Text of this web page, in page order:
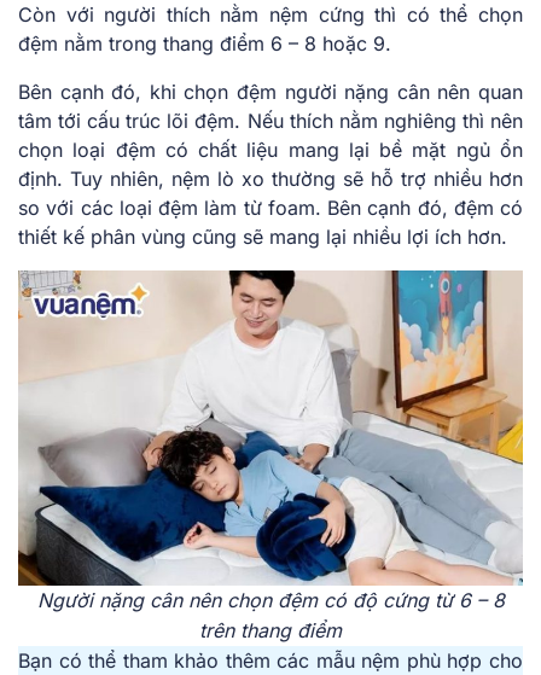
Còn với người thích nằm nệm cứng thì có thể chọn
đệm nằm trong thang điểm 6 – 8 hoặc 9.
Bên cạnh đó, khi chọn đệm người nặng cân nên quan
tâm tới cấu trúc lõi đệm. Nếu thích nằm nghiêng thì nên
chọn loại đệm có chất liệu mang lại bề mặt ngủ ổn
định. Tuy nhiên, nệm lò xo thường sẽ hỗ trợ nhiều hơn
so với các loại đệm làm từ foam. Bên cạnh đó, đệm có
thiết kế phân vùng cũng sẽ mang lại nhiều lợi ích hơn.
Người nặng cân nên chọn đệm có độ cứng từ 6 – 8
trên thang điểm
Bạn có thể tham khảo thêm các mẫu nệm phù hợp cho